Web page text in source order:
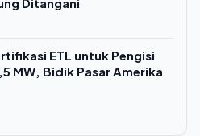
ETL untuk Pengisi
MW, Bidik Pasar Amerika